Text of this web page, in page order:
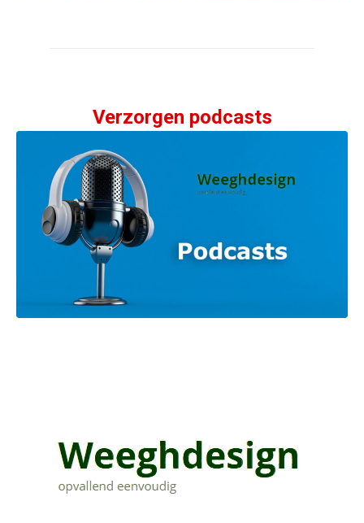
Verzorgen podcasts